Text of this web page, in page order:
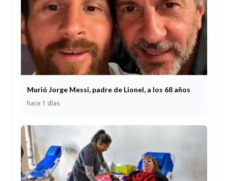
Murió Jorge Messi, padre de Lionel, a los 68 años
hace 1 días